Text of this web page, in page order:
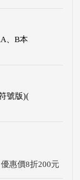
、B本
號版)(
優惠價8折200元